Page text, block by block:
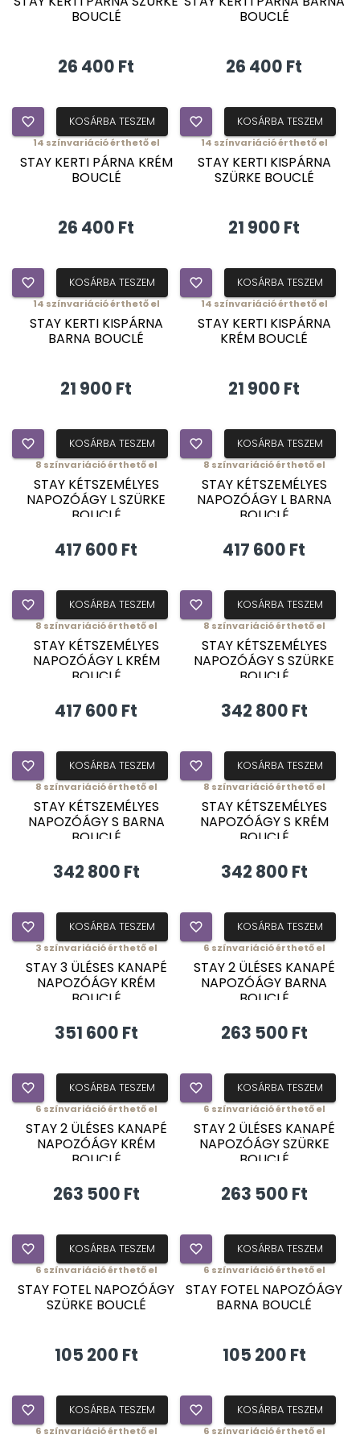
BOUCLÉ
26 400 Ft
favorite_border KOSÁRBA TESZEM
BOUCLÉ
26 400 Ft
favorite_border KOSÁRBA TESZEM
ÚJDONSÁG
14 színvariáció érthető el
STAY KERTI PÁRNA KRÉM
BOUCLÉ
26 400 Ft
favorite_border KOSÁRBA TESZEM
ÚJDONSÁG
14 színvariáció érthető el
STAY KERTI KISPÁRNA
SZÜRKE BOUCLÉ
21 900 Ft
favorite_border KOSÁRBA TESZEM
ÚJDONSÁG
14 színvariáció érthető el
STAY KERTI KISPÁRNA
BARNA BOUCLÉ
21 900 Ft
favorite_border KOSÁRBA TESZEM
ÚJDONSÁG
14 színvariáció érthető el
STAY KERTI KISPÁRNA
KRÉM BOUCLÉ
21 900 Ft
favorite_border KOSÁRBA TESZEM
ÚJDONSÁG
8 színvariáció érthető el
STAY KÉTSZEMÉLYES
NAPOZÓÁGY L SZÜRKE
BOUCLÉ
417 600 Ft
favorite_border KOSÁRBA TESZEM
ÚJDONSÁG
8 színvariáció érthető el
STAY KÉTSZEMÉLYES
NAPOZÓÁGY L BARNA
BOUCLÉ
417 600 Ft
favorite_border KOSÁRBA TESZEM
ÚJDONSÁG
8 színvariáció érthető el
STAY KÉTSZEMÉLYES
NAPOZÓÁGY L KRÉM
BOUCLÉ
417 600 Ft
favorite_border KOSÁRBA TESZEM
ÚJDONSÁG
8 színvariáció érthető el
STAY KÉTSZEMÉLYES
NAPOZÓÁGY S SZÜRKE
BOUCLÉ
342 800 Ft
favorite_border KOSÁRBA TESZEM
ÚJDONSÁG
8 színvariáció érthető el
STAY KÉTSZEMÉLYES
NAPOZÓÁGY S BARNA
BOUCLÉ
342 800 Ft
favorite_border KOSÁRBA TESZEM
ÚJDONSÁG
8 színvariáció érthető el
STAY KÉTSZEMÉLYES
NAPOZÓÁGY S KRÉM
BOUCLÉ
342 800 Ft
favorite_border KOSÁRBA TESZEM
ÚJDONSÁG
3 színvariáció érthető el
STAY 3 ÜLÉSES KANAPÉ
NAPOZÓÁGY KRÉM
BOUCLÉ
351 600 Ft
favorite_border KOSÁRBA TESZEM
ÚJDONSÁG
6 színvariáció érthető el
STAY 2 ÜLÉSES KANAPÉ
NAPOZÓÁGY BARNA
BOUCLÉ
263 500 Ft
favorite_border KOSÁRBA TESZEM
ÚJDONSÁG
6 színvariáció érthető el
STAY 2 ÜLÉSES KANAPÉ
NAPOZÓÁGY KRÉM
BOUCLÉ
263 500 Ft
favorite_border KOSÁRBA TESZEM
ÚJDONSÁG
6 színvariáció érthető el
STAY 2 ÜLÉSES KANAPÉ
NAPOZÓÁGY SZÜRKE
BOUCLÉ
263 500 Ft
favorite_border KOSÁRBA TESZEM
ÚJDONSÁG
6 színvariáció érthető el
STAY FOTEL NAPOZÓÁGY
SZÜRKE BOUCLÉ
105 200 Ft
favorite_border KOSÁRBA TESZEM
ÚJDONSÁG
6 színvariáció érthető el
STAY FOTEL NAPOZÓÁGY
BARNA BOUCLÉ
105 200 Ft
favorite_border KOSÁRBA TESZEM
6 színvariáció érthető el 6 színvariáció érthető el